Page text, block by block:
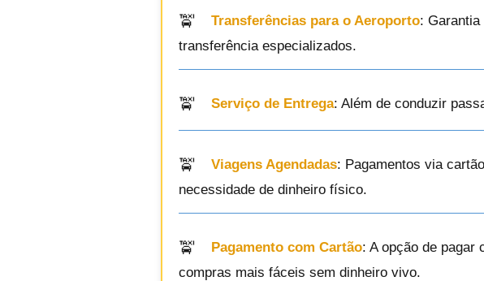
Transferências para o Aeroporto:
transferência especializados.
Serviço de Entrega: Além de conduzir
Viagens Agendadas: Pagamentos via
necessidade de dinheiro físico.
Pagamento com Cartão: A opção de pagar
compras mais fáceis sem dinheiro vivo.